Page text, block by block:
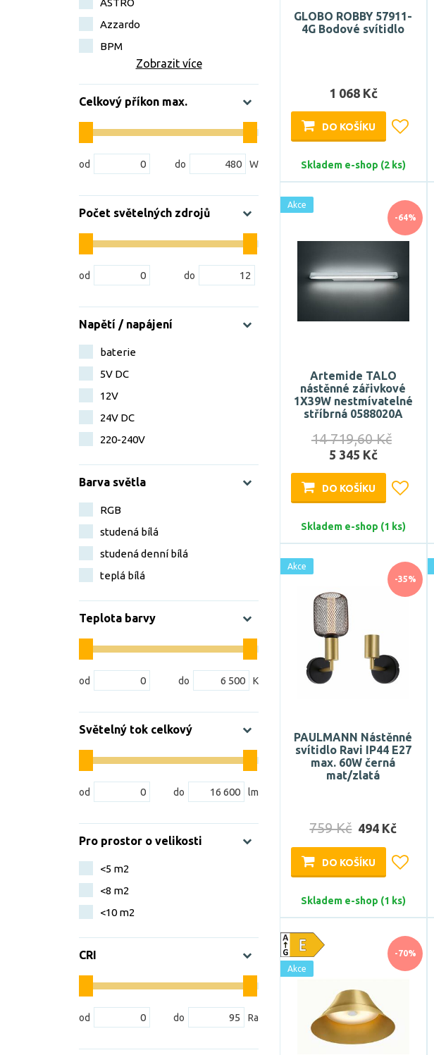
ASTRO
Azzardo
BPM
Zobrazit více
Celkový příkon max.
Počet světelných zdrojů
Napětí / napájení
baterie
5V DC
12V
24V DC
220-240V
Barva světla
RGB
studená bílá
studená denní bílá
teplá bílá
Teplota barvy
Světelný tok celkový
Pro prostor o velikosti
<5 m2
<8 m2
<10 m2
CRI
GLOBO ROBBY 57911-
4G Bodové svítidlo
1 068 Kč
DO KOŠÍKU
Skladem e-shop (2 ks)
-64%
Akce
Artemide TALO
nástěnné zářivkové
1X39W nestmívatelné
stříbrná 0588020A
14 719,60 Kč
5 345 Kč
DO KOŠÍKU
Skladem e-shop (1 ks)
-35%
Akce
PAULMANN Nástěnné
svítidlo Ravi IP44 E27
max. 60W černá
mat/zlatá
759 Kč 494 Kč
DO KOŠÍKU
Skladem e-shop (1 ks)
-70%
Akce